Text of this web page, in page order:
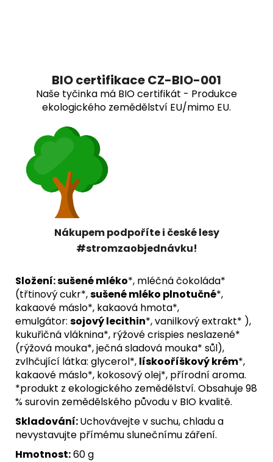
BIO certifikace CZ-BIO-001
Naše tyčinka má BIO certifikát - Produkce
ekologického zemědělství EU/mimo EU.
Nákupem podpoříte i české lesy
#stromzaobjednávku!
Složení:sušené mléko*, mléčná čokoláda*
(třtinový cukr*,sušené mléko plnotučné*,
kakaové máslo*, kakaová hmota*,
emulgátor: sojový lecithin*, vanilkový extrakt* ),
kukuřičná vláknina*, rýžové crispies neslazené*
(rýžová mouka*, ječná sladová mouka* sůl),
zvlhčující látka: glycerol*, lískooříškový krém*,
kakaové máslo*, kokosový olej*, přírodní aroma.
*produkt z ekologického zemědělství. Obsahuje 98
% surovin zemědělského původu v BIO kvalitě.
Skladování:Uchovávejte v suchu, chladu a
nevystavujte přímému slunečnímu záření.
Hmotnost:60 g